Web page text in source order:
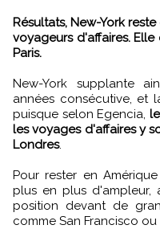
Résultats, New-York
voyageurs d'affaires.
Paris.
New-York supplante
années consécutive, et
puisque selon Egencia,
les voyages d'affaires y
Londres.
Pour rester en
plus en plus d'ampleur,
position devant de
comme San Francisco